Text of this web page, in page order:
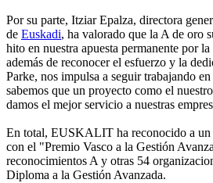
Por su parte, Itziar Epalza, directora
de Euskadi, ha valorado que la A de oro
hito en nuestra apuesta permanente por
además de reconocer el esfuerzo y la
Parke, nos impulsa a seguir trabajando
sabemos que un proyecto como el
damos el mejor servicio a nuestras
En total, EUSKALIT ha reconocido a un
con el "Premio Vasco a la Gestión
reconocimientos A y otras 54
Diploma a la Gestión Avanzada.